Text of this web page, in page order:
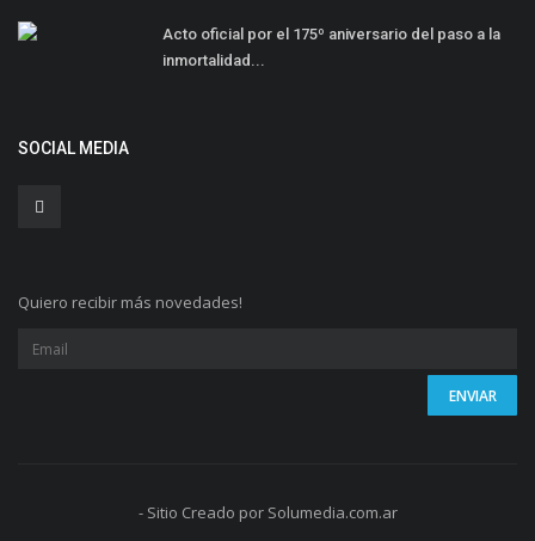
Acto oficial por el 175º aniversario del paso a la
inmortalidad...
SOCIAL MEDIA
Quiero recibir más novedades!
- Sitio Creado por Solumedia.com.ar